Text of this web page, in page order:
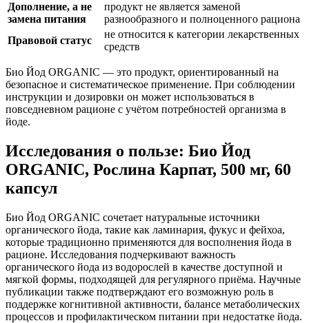
Дополнение, а не
замена питания
продукт не является заменой
разнообразного и полноценного рациона
Правовой статус
не относится к категории лекарственных
средств
Био Йод ORGANIC — это продукт, ориентированный на
безопасное и систематическое применение. При соблюдении
инструкции и дозировки он может использоваться в
повседневном рационе с учётом потребностей организма в
йоде.
Исследования о пользе: Био Йод
ORGANIC, Рослина Карпат, 500 мг, 60
капсул
Био Йод ORGANIC сочетает натуральные источники
органического йода, такие как ламинария, фукус и фейхоа,
которые традиционно применяются для восполнения йода в
рационе. Исследования подчеркивают важность
органического йода из водорослей в качестве доступной и
мягкой формы, подходящей для регулярного приёма. Научные
публикации также подтверждают его возможную роль в
поддержке когнитивной активности, балансе метаболических
процессов и профилактическом питании при недостатке йода.